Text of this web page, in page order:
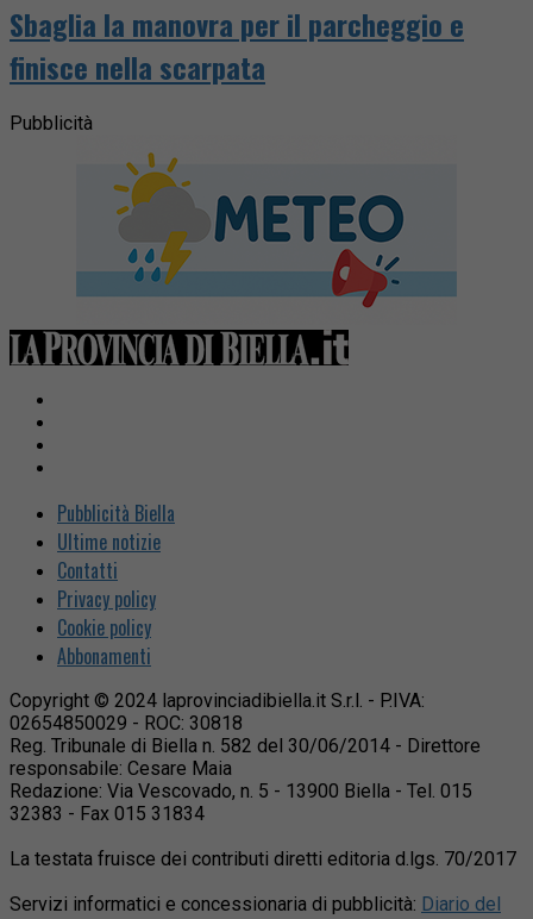
Sbaglia la manovra per il parcheggio e
finisce nella scarpata
Pubblicità
Pubblicità Biella
Ultime notizie
Contatti
Privacy policy
Cookie policy
Abbonamenti
Copyright © 2024 laprovinciadibiella.it S.r.l. - P.IVA:
02654850029 - ROC: 30818
Reg. Tribunale di Biella n. 582 del 30/06/2014 - Direttore
responsabile: Cesare Maia
Redazione: Via Vescovado, n. 5 - 13900 Biella - Tel. 015
32383 - Fax 015 31834
La testata fruisce dei contributi diretti editoria d.lgs. 70/2017
Servizi informatici e concessionaria di pubblicità: Diario del